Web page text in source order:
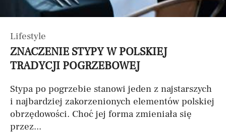
Lifestyle
ZNACZENIE STYPY W POLSKIEJ
TRADYCJI POGRZEBOWEJ
Stypa po pogrzebie stanowi jeden z najstarszych
i najbardziej zakorzenionych elementów polskiej
obrzędowości. Choć jej forma zmieniała się
przez...